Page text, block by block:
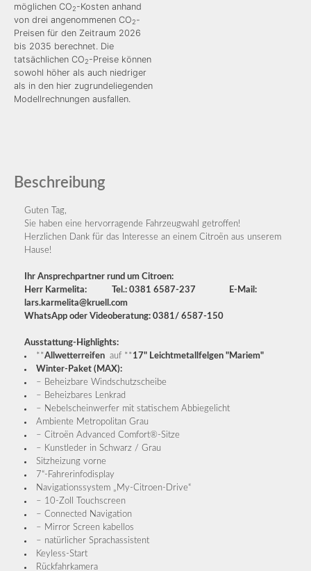
möglichen CO2-Kosten anhand
von drei angenommenen CO2-
Preisen für den Zeitraum 2026
bis 2035 berechnet. Die
tatsächlichen CO2-Preise können
sowohl höher als auch niedriger
als in den hier zugrundeliegenden
Modellrechnungen ausfallen.
Beschreibung
Guten Tag,
Sie haben eine hervorragende Fahrzeugwahl getroffen!
Herzlichen Dank für das Interesse an einem Citroën aus unserem
Hause!
Ihr Ansprechpartner rund um Citroen:
Herr Karmelita: Tel.: 0381 6587-237 E-Mail:
lars.karmelita@kruell.com
WhatsApp oder Videoberatung: 0381/ 6587-150
Ausstattung-Highlights:
**Allwetterreifen auf **17" Leichtmetallfelgen "Mariem"
Winter-Paket (MAX):
– Beheizbare Windschutzscheibe
– Beheizbares Lenkrad
– Nebelscheinwerfer mit statischem Abbiegelicht
Ambiente Metropolitan Grau
– Citroën Advanced Comfort®-Sitze
– Kunstleder in Schwarz / Grau
Sitzheizung vorne
7“-Fahrerinfodisplay
Navigationssystem „My-Citroen-Drive“
– 10-Zoll Touchscreen
– Connected Navigation
– Mirror Screen kabellos
– natürlicher Sprachassistent
Keyless-Start
Rückfahrkamera